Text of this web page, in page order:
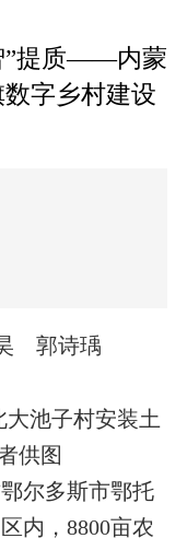
”提质——内蒙
字乡村建设
郭诗瑀
池子村安装土
供图
尔多斯市鄂托
内，8800亩农